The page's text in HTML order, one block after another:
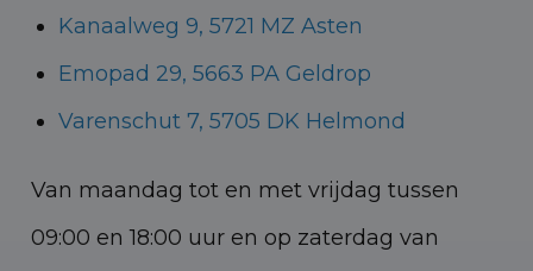
Kanaalweg 9, 5721 MZ Asten
Emopad 29, 5663 PA Geldrop
Varenschut 7, 5705 DK Helmond
Van maandag tot en met vrijdag tussen
09:00 en 18:00 uur en op zaterdag van